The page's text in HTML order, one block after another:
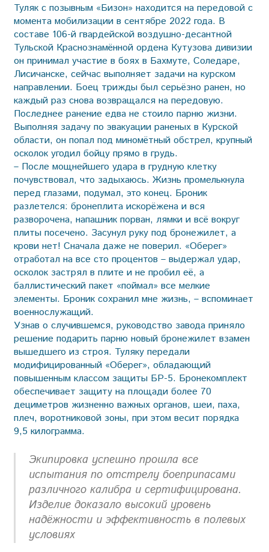
Туляк с позывным «Бизон» находится на передовой с
момента мобилизации в сентябре 2022 года. В
составе 106-й гвардейской воздушно-десантной
Тульской Краснознамённой ордена Кутузова дивизии
он принимал участие в боях в Бахмуте, Соледаре,
Лисичанске, сейчас выполняет задачи на курском
направлении. Боец трижды был серьёзно ранен, но
каждый раз снова возвращался на передовую.
Последнее ранение едва не стоило парню жизни.
Выполняя задачу по эвакуации раненых в Курской
области, он попал под миномётный обстрел, крупный
осколок угодил бойцу прямо в грудь.
– После мощнейшего удара в грудную клетку
почувствовал, что задыхаюсь. Жизнь промелькнула
перед глазами, подумал, это конец. Броник
разлетелся: бронеплита искорёжена и вся
разворочена, напашник порван, лямки и всё вокруг
плиты посечено. Засунул руку под бронежилет, а
крови нет! Сначала даже не поверил. «Оберег»
отработал на все сто процентов – выдержал удар,
осколок застрял в плите и не пробил её, а
баллистический пакет «поймал» все мелкие
элементы. Броник сохранил мне жизнь, – вспоминает
военнослужащий.
Узнав о случившемся, руководство завода приняло
решение подарить парню новый бронежилет взамен
вышедшего из строя. Туляку передали
модифицированный «Оберег», обладающий
повышенным классом защиты БР-5. Бронекомплект
обеспечивает защиту на площади более 70
дециметров жизненно важных органов, шеи, паха,
плеч, воротниковой зоны, при этом весит порядка
9,5 килограмма.
Экипировка успешно прошла все
испытания по отстрелу боеприпасами
различного калибра и сертифицирована.
Изделие доказало высокий уровень
надёжности и эффективность в полевых
условиях